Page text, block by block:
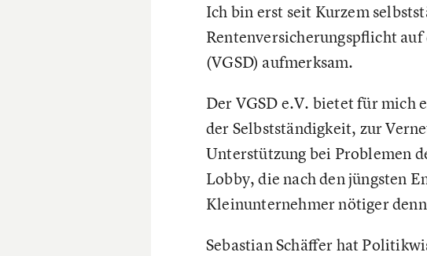
Ich bin erst seit Kurzem
Rentenversicherungspflicht
(VGSD) aufmerksam.
Der VGSD e.V. bietet für mich
der Selbstständigkeit, zur
Unterstützung bei Problemen
Lobby, die nach den jüngsten
Kleinunternehmer nötiger
Sebastian Schäffer hat